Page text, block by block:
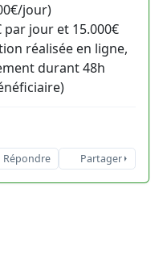
jour)
par jour et 15.000€
réalisée en ligne,
durant 48h
Répondre Partager